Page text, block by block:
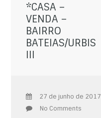
*CASA –
VENDA –
BAIRRO
BATEIAS/URBIS
III
27 de junho de 2017
No Comments